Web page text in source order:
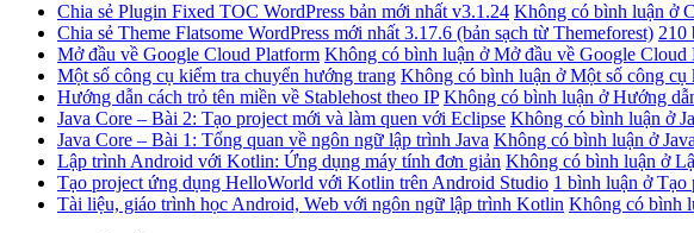
Chia sẻ Plugin Fixed TOC WordPress bản mới nhất v3.1.24 Không có bình luận ở
Chia sẻ Theme Flatsome WordPress mới nhất 3.17.6 (bản sạch từ Themeforest) 210
Mở đầu về Google Cloud Platform Không có bình luận ở Mở đầu về Google Cloud
Một số công cụ kiểm tra chuyển hướng trang Không có bình luận ở Một số công cụ
Hướng dẫn cách trỏ tên miền về Stablehost theo IP Không có bình luận ở Hướng
Java Core – Bài 2: Tạo project mới và làm quen với Eclipse Không có bình luận ở
Java Core – Bài 1: Tổng quan về ngôn ngữ lập trình Java Không có bình luận ở
Lập trình Android với Kotlin: Ứng dụng máy tính đơn giản Không có bình luận ở
Tạo project ứng dụng HelloWorld với Kotlin trên Android Studio 1 bình luận ở Tạo
Tài liệu, giáo trình học Android, Web với ngôn ngữ lập trình Kotlin Không có bình